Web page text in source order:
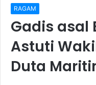
RAGAM
Gadis asal
Astuti
Duta